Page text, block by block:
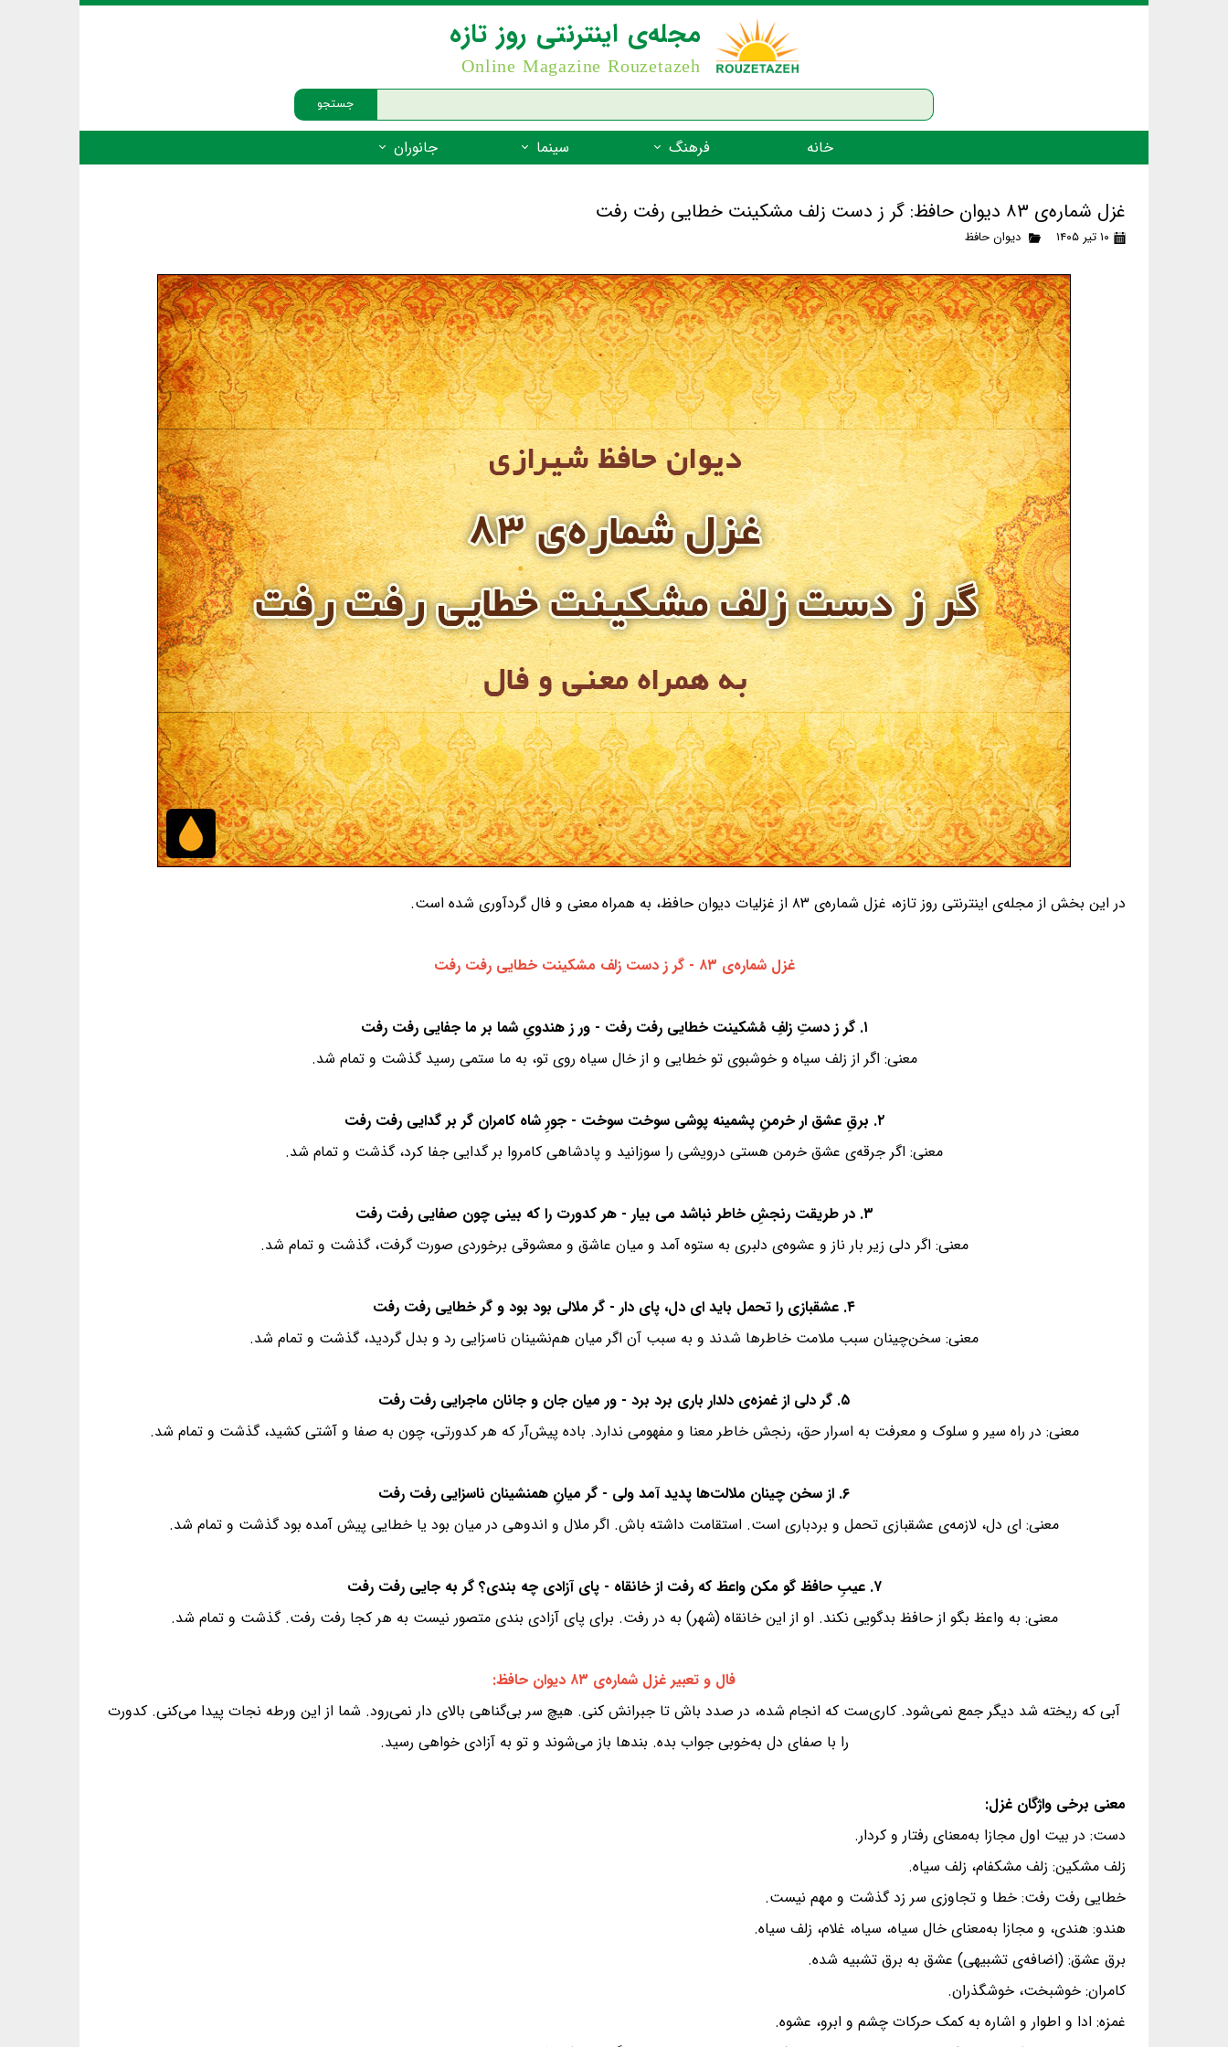
جستجو
مجله‌ی اینترنتی روز تازه
Online Magazine Rouzetazeh
خانه فرهنگ
نام‌نامه
ضرب المثل
شعر فارسی
زندگینامه‌ی بزرگان
گفتاورد
سینما جانوران
جانوران مهره‌دار - دوزیستان
جانوران مهره‌دار - ماهیان
جانوران مهره‌دار - فهرست‌ها
غزل شماره‌ی ۸۳ دیوان حافظ: گر ز دست زلف مشکینت خطایی رفت رفت
۱۰ تیر ۱۴۰۵ دیوان حافظ
در این بخش از مجله‌ی اینترنتی روز تازه، غزل شماره‌ی ۸۳ از غزلیات دیوان حافظ، به همراه معنی و فال گردآوری شده است.
غزل شماره‌ی ۸۳ - گر ز دست زلف مشکینت خطایی رفت رفت
۱. گر ز دستِ زلفِ مُشکینت خطایی رفت رفت - ور ز هندویِ شما بر ما جفایی رفت رفت
معنی: اگر از زلف سیاه و خوشبوی تو خطایی و از خال سیاه روی تو، به ما ستمی رسید گذشت و تمام شد.
۲. برقِ عشق ار خرمنِ پشمینه پوشی سوخت سوخت - جورِ شاه کامران گر بر گدایی رفت رفت
معنی: اگر جرقه‌ی عشق خرمن هستی درویشی را سوزانید و پادشاهی کامروا بر گدایی جفا کرد، گذشت و تمام شد.
۳. در طریقت رنجشِ خاطر نباشد می بیار - هر کدورت را که بینی چون صفایی رفت رفت
معنی: اگر دلی زیر بار ناز و عشوه‌ی دلبری به ستوه آمد و میان عاشق و معشوقی برخوردی صورت گرفت، گذشت و تمام شد.
۴. عشقبازی را تحمل باید ای دل، پای دار - گر ملالی بود بود و گر خطایی رفت رفت
معنی: سخن‌چینان سبب ملامت خاطرها شدند و به سبب آن اگر میان هم‌نشینان ناسزایی رد و بدل گردید، گذشت و تمام شد.
۵. گر دلی از غمزه‌ی دلدار باری برد برد - ور میان جان و جانان ماجرایی رفت رفت
معنی: در راه سیر و سلوک و معرفت به اسرار حق، رنجش خاطر معنا و مفهومی ندارد. باده پیش‌آر که هر کدورتی، چون به صفا و آشتی کشید، گذشت و تمام شد.
۶. از سخن چینان ملالت‌ها پدید آمد ولی - گر میانِ همنشینان ناسزایی رفت رفت
معنی: ای دل، لازمه‌ی عشقبازی تحمل و بردباری است. استقامت داشته باش. اگر ملال و اندوهی در میان بود یا خطایی پیش آمده بود گذشت و تمام شد.
۷. عیبِ حافظ گو مکن واعظ که رفت از خانقاه - پای آزادی چه بندی؟ گر به جایی رفت رفت
معنی: به واعظ بگو از حافظ بدگویی نکند. او از این خانقاه (شهر) به در رفت. برای پای آزادی بندی متصور نیست به هر کجا رفت رفت. گذشت و تمام شد.
فال و تعبیر غزل شماره‌ی ۸۳ دیوان حافظ:
آبی که ریخته شد دیگر جمع نمی‌شود. کاری‌ست که انجام شده، در صدد باش تا جبرانش کنی. هیچ سر بی‌گناهی بالای دار نمی‌رود. شما از این ورطه نجات پیدا می‌کنی. کدورت
را با صفای دل به‌خوبی جواب بده. بندها باز می‌شوند و تو به آزادی خواهی رسید.
معنی برخی واژگان غزل:
دست: در بیت اول مجازا به‌معنای رفتار و کردار.
زلف مشکین: زلف مشکفام، زلف سیاه.
خطایی رفت رفت: خطا و تجاوزی سر زد گذشت و مهم نیست.
هندو: هندی، و مجازا به‌معنای خال سیاه، سیاه، غلام، زلف سیاه.
برق عشق: (اضافه‌ی تشبیهی) عشق به برق تشبیه شده.
کامران: خوشبخت، خوشگذران.
غمزه: ادا و اطوار و اشاره به کمک حرکات چشم و ابرو، عشوه.